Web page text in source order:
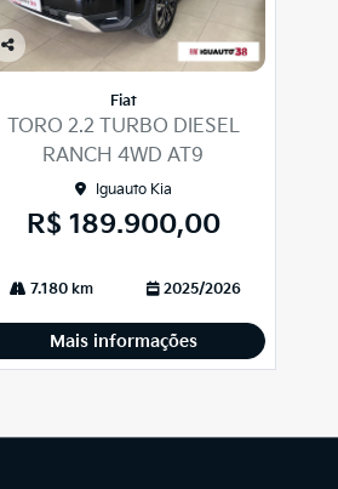
Co
lhe
Fiat
TORO 2.2 TURBO DIESEL
RANCH 4WD AT9
Iguauto Kia
R$ 189.900,00
7.180 km 2025/2026
Mais informações